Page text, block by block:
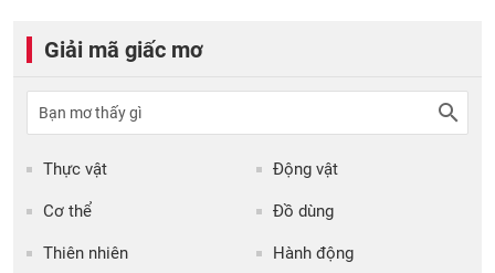
Giải mã giấc mơ
Thực vật Động vật
Cơ thể Đồ dùng
Thiên nhiên Hành động